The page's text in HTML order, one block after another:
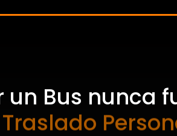
un Bus nunca
Traslado